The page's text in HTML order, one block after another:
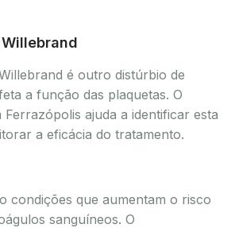
é outro distúrbio de
a função das plaquetas. O
Ferrazópolis ajuda a identificar esta
a eficácia do tratamento.
condições que aumentam o risco
sanguíneos. O